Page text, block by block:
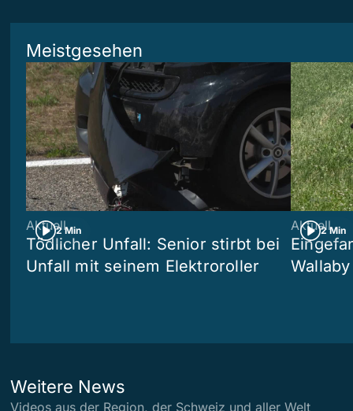
Meistgesehen
2 Min
Aktuell
Tödlicher Unfall: Senior stirbt bei
Unfall mit seinem Elektroroller
2 Min
Aktuell
Weitere News
Videos aus der Region, der Schweiz und aller Welt